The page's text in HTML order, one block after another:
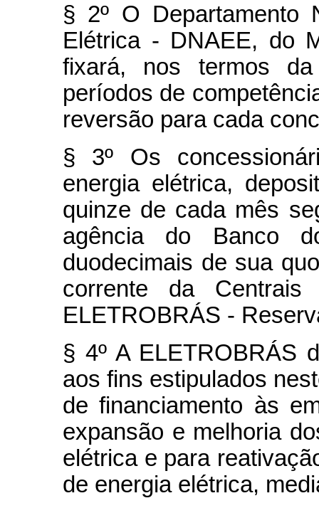
§ 2º O Departamento
Elétrica - DNAEE, do
fixará, nos termos
períodos de
reversão para cada
§ 3º Os
energia elétrica,
quinze de cada mês
agência do Banco
duodecimais de sua
corrente da
ELETROBRÁS -
§ 4º A ELETROBRÁS
aos fins estipulados
de financiamento às
expansão e melhoria
elétrica e para
de energia elétrica,